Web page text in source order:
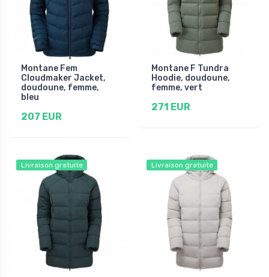
Montane Fem
Cloudmaker Jacket,
doudoune, femme,
bleu
207 EUR
Montane F Tundra
Hoodie, doudoune,
femme, vert
271 EUR
Livraison gratuite Livraison gratuite